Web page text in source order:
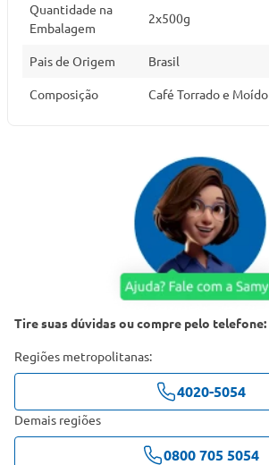
Quantidade na
Embalagem
2x500g
Pais de Origem Brasil
Composição Café Torrado e Moído
Tire suas dúvidas ou compre pelo telefone:
Regiões metropolitanas:
4020-5054
Demais regiões
0800 705 5054